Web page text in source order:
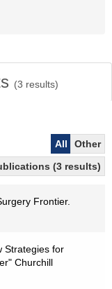
(3 results)
All
Other
(3 results)
Frontier.
Strategies for
Churchill